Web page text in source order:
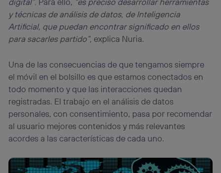
y técnicas de análisis de datos, de Inteligencia
Artificial, que puedan encontrar significado en ellos
para sacarles partido”,explica Nuria.
Una de las consecuencias de que tengamos siempre
el móvil en el bolsillo es que estamos conectados en
todo momento y que las interacciones quedan
registradas. El trabajo en el análisis de datos
personales, con consentimiento, pasa por recomendar
al usuario mejores contenidos y más relevantes
acordes a las características de cada uno.